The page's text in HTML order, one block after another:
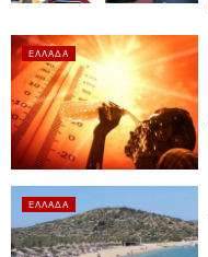
ΕΛΛΆΔΑ
ΕΛΛΆΔΑ